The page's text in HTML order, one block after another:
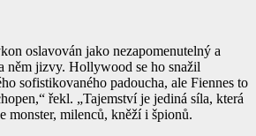
oslavován jako nezapomenutelný a
něm jizvy. Hollywood se ho snažil
sofistikovaného padoucha, ale Fiennes to
řekl. „Tajemství je jediná síla, která
monster, milenců, kněží i špionů.